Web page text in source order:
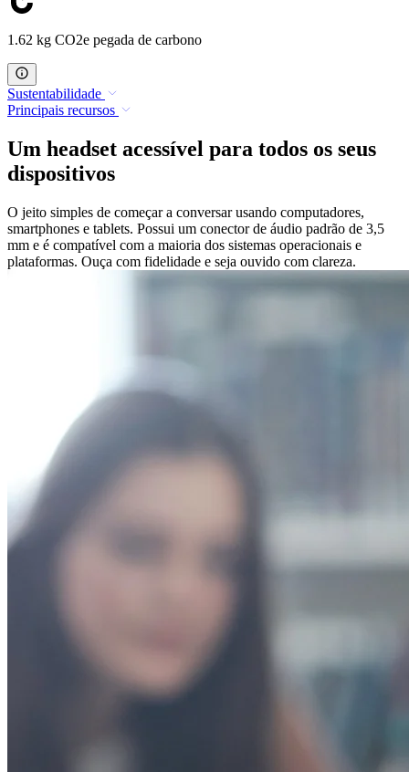
1.62 kg CO2e pegada de carbono
Sustentabilidade
Principais recursos
Um headset acessível para todos os seus
dispositivos
O jeito simples de começar a conversar usando computadores,
smartphones e tablets. Possui um conector de áudio padrão de 3,5
mm e é compatível com a maioria dos sistemas operacionais e
plataformas. Ouça com fidelidade e seja ouvido com clareza.